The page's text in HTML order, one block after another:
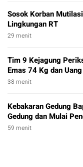
Sosok Korban
Lingkungan RT
29 menit
Tim 9 Kejagung
Emas 74 Kg dan
38 menit
Kebakaran Gedung
Gedung dan Mulai
59 menit